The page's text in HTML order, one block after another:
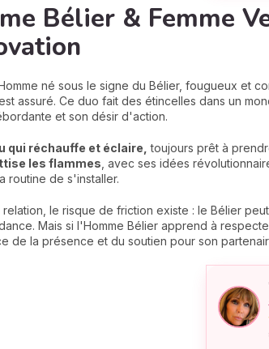
Bélier & Femme
né sous le signe du Bélier, fougueux et
assuré. Ce duo fait des étincelles dans un
et son désir d'action.
qui réchauffe et éclaire, toujours prêt à
les flammes , avec ses idées
routine de s'installer.
relation, le risque de friction existe : le Bélier
Mais si l'Homme Bélier apprend à
de la présence et du soutien pour son